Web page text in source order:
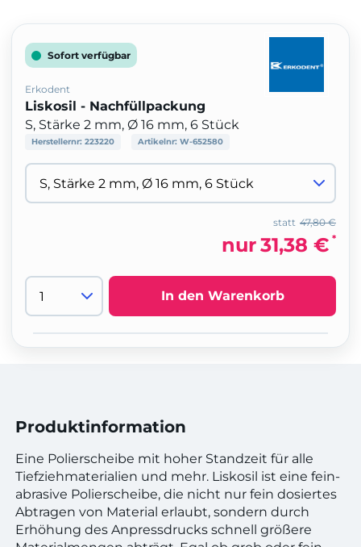
Sofort verfügbar
Erkodent
Liskosil - Nachfüllpackung
S, Stärke 2 mm, Ø 16 mm, 6 Stück
Herstellernr: 223220 Artikelnr: W-652580
47,80 €
statt
nur31,38 € *
In den Warenkorb
Produktinformation
Eine Polierscheibe mit hoher Standzeit für alle
Tiefziehmaterialien und mehr. Liskosil ist eine fein-
abrasive Polierscheibe, die nicht nur fein dosiertes
Abtragen von Material erlaubt, sondern durch
Erhöhung des Anpressdrucks schnell größere